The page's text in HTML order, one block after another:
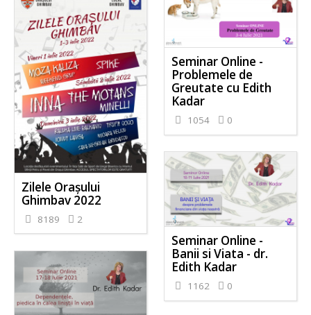
Zilele Orașului
Ghimbav 2022
8189 2
Seminar Online -
Problemele de
Greutate cu Edith
Kadar
1054 0
Seminar Online -
Banii si Viata - dr.
Edith Kadar
1162 0